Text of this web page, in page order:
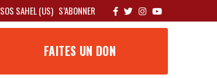
SOS SAHEL (US) S’ABONNER
FAITES UN DON